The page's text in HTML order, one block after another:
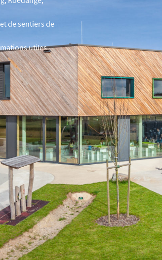
de sentiers de
utiles
Déchets &
Recyclage
Calendrier des
déchets
Centre de
compostage
Centre de
recyclage Sidec
Déchets